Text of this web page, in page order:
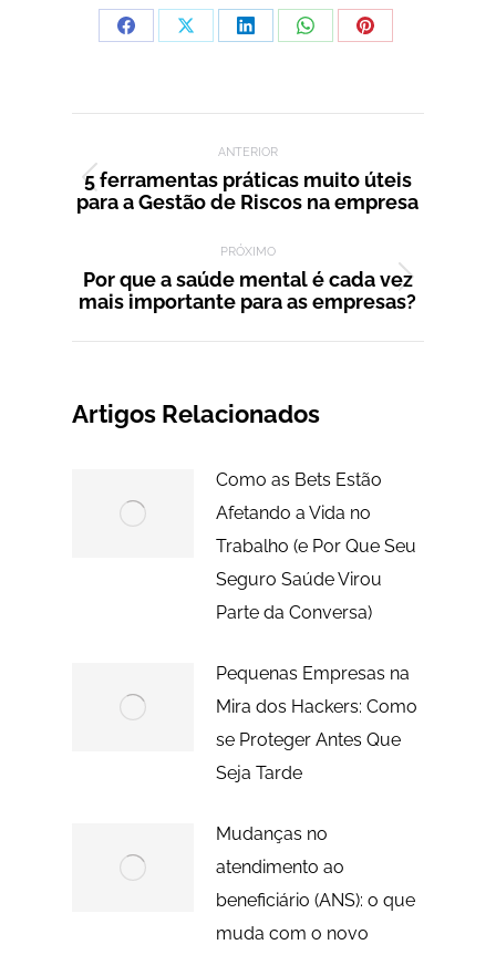
CompartilharCompartilharCompartilharCompartilharCompartilhar
ANTERIOR
Post
5 ferramentas práticas muito úteis
para a Gestão de Riscos na empresa
PRÓXIMO
Próximo
Por que a saúde mental é cada vez
mais importante para as empresas?
Artigos Relacionados
Como as Bets Estão
Afetando a Vida no
Trabalho (e Por Que Seu
Seguro Saúde Virou
Parte da Conversa)
Pequenas Empresas na
Mira dos Hackers: Como
se Proteger Antes Que
Seja Tarde
Mudanças no
atendimento ao
beneficiário (ANS): o que
muda com o novo